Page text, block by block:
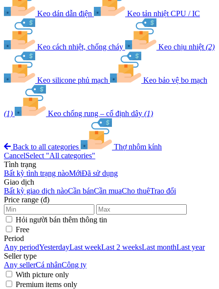
Keo dán dẫn điện Keo tản nhiệt CPU / IC
Keo cách nhiệt, chống cháy Keo chịu nhiệt (2)
Keo silicone phủ mạch Keo bảo vệ bo mạch
(1) Keo chống rung – cố định dây (1)
Back to all categories
Thợ nhôm kính
CancelSelect "All categories"
Tình trạng
Bất kỳ tình trạng nàoMớiĐã sử dụng
Giao dịch
Bất kỳ giao dịch nàoCần bánCần muaCho thuêTrao đổi
Price range (đ)
Hỏi người bán thêm thông tin
Free
Period
Any periodYesterdayLast weekLast 2 weeksLast monthLast year
Seller type
Any sellerCá nhânCông ty
With picture only
Premium items only